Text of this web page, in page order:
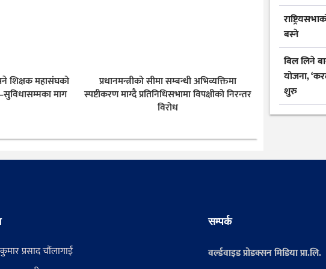
शिक्षक महासंघको
माग
प्रधानमन्त्रीको सीमा सम्बन्धी अभिव्यक्तिमा
स्पष्टीकरण माग्दै प्रतिनिधिसभामा विपक्षीको निरन्तर
विरोध
बस्ने
बिल लिने
योजना,
शुरु
प्रसाद चौंलागाईं
सम्पर्क
वर्ल्डवाइड प्रोडक्सन मिडिया प्रा.लि.